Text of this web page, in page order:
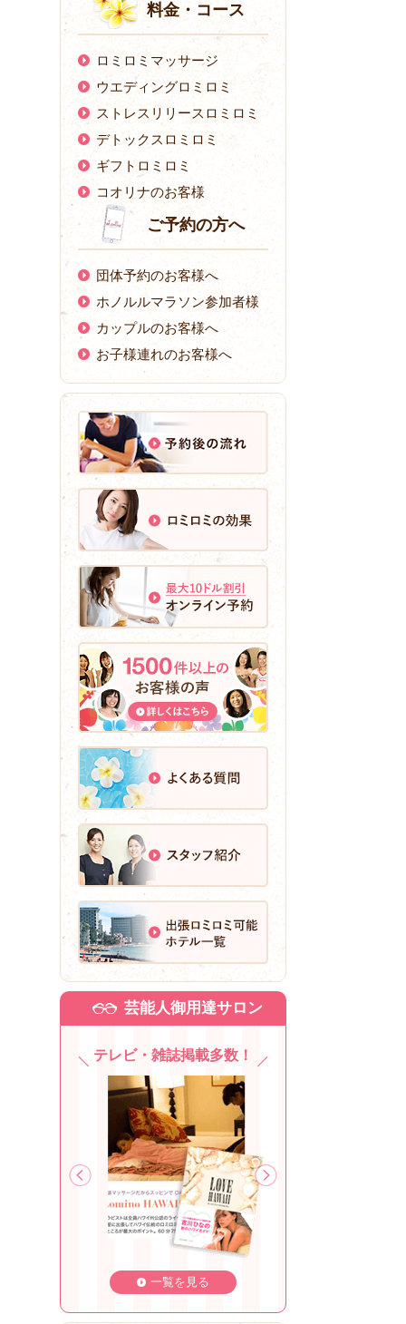
料金・コース
ロミロミマッサージ
ウエディングロミロミ
ストレスリリースロミロミ
デトックスロミロミ
ギフトロミロミ
コオリナのお客様
ご予約の方へ
団体予約のお客様へ
ホノルルマラソン参加者様
カップルのお客様へ
お子様連れのお客様へ
芸能人御用達サロン
テレビ・雑誌掲載多数！
一覧を見る